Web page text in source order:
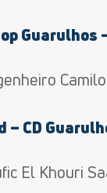
– CD
El Khouri